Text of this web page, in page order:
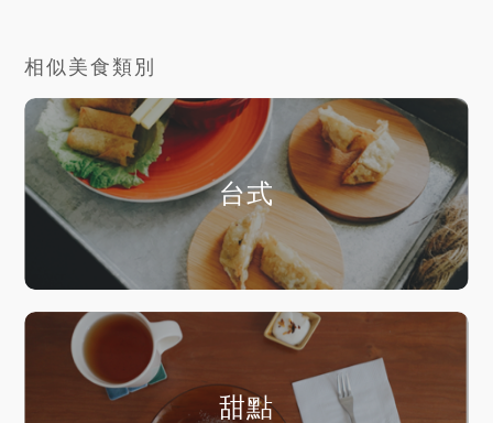
相似美食類別
台式
甜點